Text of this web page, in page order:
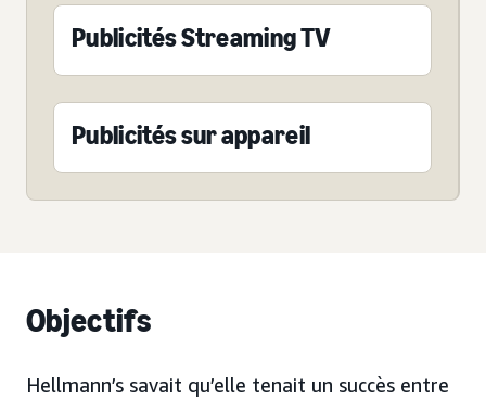
Publicités Streaming TV
Publicités sur appareil
Objectifs
Hellmann’s savait qu’elle tenait un succès entre